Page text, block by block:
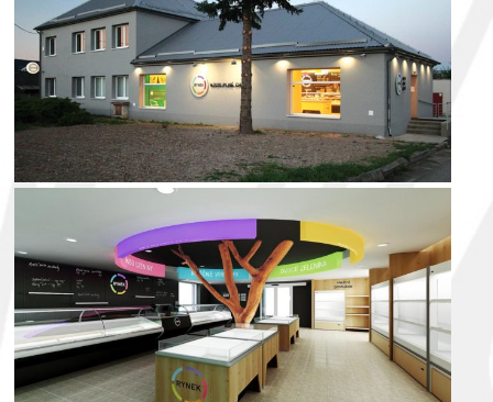
exterior
visualization